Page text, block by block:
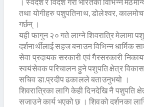
तथा योगीहरु पशुपतिनाथ, डोलेश्वर,
गर्छन् ।
यही फागुन २० गते लाग्ने शिवरात्रि मेलामा
दर्शनार्थीलाई सहज बनाउन विभिन्न धार्मिक
सेवा प्रदायक सरकारी एवं गैरसरकारी
स्वयंसेवक परिचालन हुने पशुपति क्षेत्र
सचिव डा.प्रदीप ढकालले बताउनुभयो ।
शिवरात्रिका लागि केही दिनदेखि नै पशुपति
सजाउने कार्य भएको छ । शिवको दर्शनका